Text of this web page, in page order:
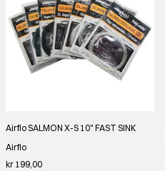
Airflo SALMON X-S 10" FAST SINK
Airflo
kr 199,00